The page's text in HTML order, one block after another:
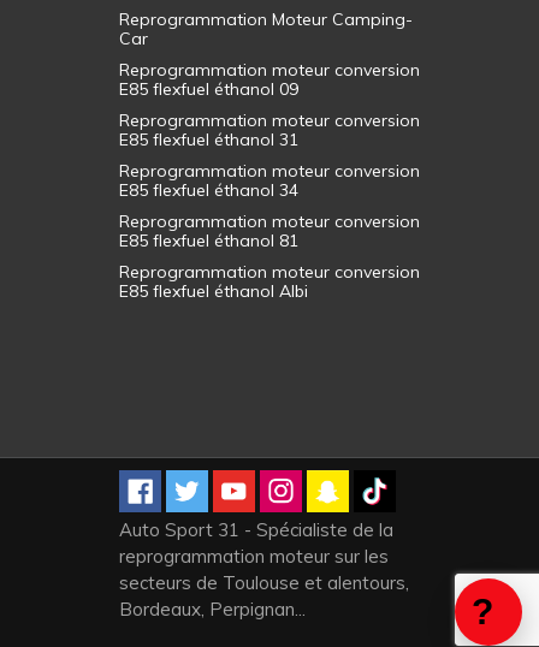
Reprogrammation Moteur Camping-
Car
Reprogrammation moteur conversion
E85 flexfuel éthanol 09
Reprogrammation moteur conversion
E85 flexfuel éthanol 31
Reprogrammation moteur conversion
E85 flexfuel éthanol 34
Reprogrammation moteur conversion
E85 flexfuel éthanol 81
Reprogrammation moteur conversion
E85 flexfuel éthanol Albi
Auto Sport 31 - Spécialiste de la
reprogrammation moteur sur les
secteurs de Toulouse et alentours,
Bordeaux, Perpignan...